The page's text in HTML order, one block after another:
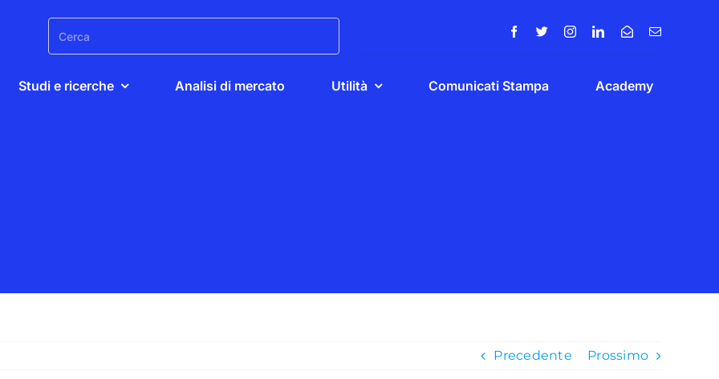
Search
for:
Studi e ricerche Analisi di mercato Utilità Comunicati Stampa Academy
Precedente Prossimo